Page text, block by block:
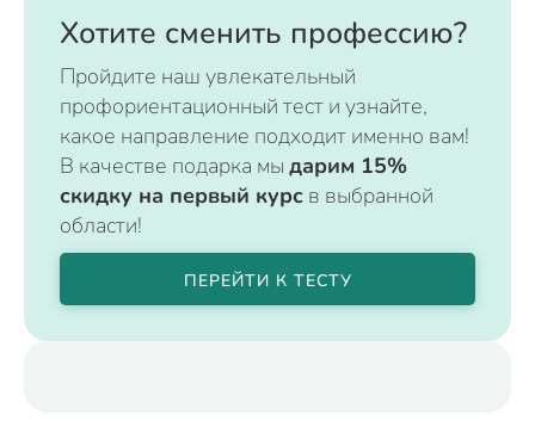
Хотите сменить профессию?
Пройдите наш увлекательный
профориентационный тест и узнайте,
какое направление подходит именно вам!
В качестве подарка мы дарим 15%
скидку на первый курс в выбранной
области!
ПЕРЕЙТИ К ТЕСТУ